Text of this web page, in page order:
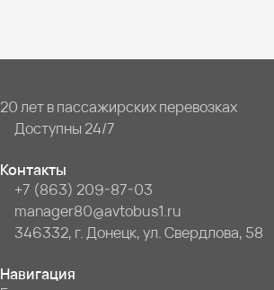
20 лет в пассажирских перевозках
Доступны 24/7
Контакты
+7 (863) 209-87-03
manager80@avtobus1.ru
346332, г. Донецк, ул. Свердлова, 58
Навигация